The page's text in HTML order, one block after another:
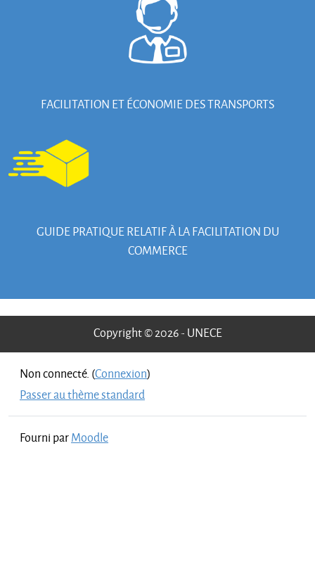
FACILITATION ET ÉCONOMIE DES TRANSPORTS
GUIDE PRATIQUE RELATIF À LA FACILITATION DU
COMMERCE
Copyright © 2026 - UNECE
Non connecté. (Connexion)
Passer au thème standard
Fourni parMoodle